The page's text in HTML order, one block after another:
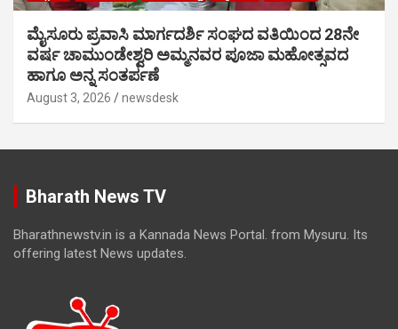
ಮೈಸೂರು ಪ್ರವಾಸಿ ಮಾರ್ಗದರ್ಶಿ ಸಂಘದ ವತಿಯಿಂದ 28ನೇ
ವರ್ಷ ಚಾಮುಂಡೇಶ್ವರಿ ಅಮ್ಮನವರ ಪೂಜಾ ಮಹೋತ್ಸವದ
ಹಾಗೂ ಅನ್ನ ಸಂತರ್ಪಣೆ
August 3, 2026 newsdesk
Bharath News TV
Bharathnewstv.in is a Kannada News Portal. from Mysuru. Its
offering latest News updates.